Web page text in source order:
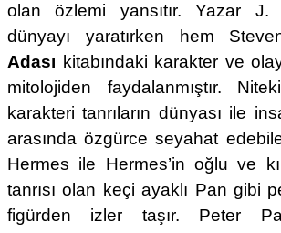
olan özlemi yansıtır. Yazar
dünyayı yaratırken hem
Adası kitabındaki karakter ve
mitolojiden faydalanmıştır.
karakteri tanrıların dünyası ile
arasında özgürce seyahat
Hermes ile Hermes’in oğlu ve
tanrısı olan keçi ayaklı Pan gibi
figürden izler taşır. Peter